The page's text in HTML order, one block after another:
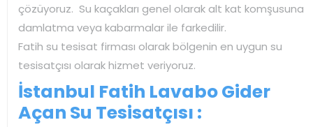
çözüyoruz. Su kaçakları genel olarak alt kat komşusuna
damlatma veya kabarmalar ile farkedilir.
Fatih su tesisat firması olarak bölgenin en uygun su
tesisatçısı olarak hizmet veriyoruz.
İstanbul Fatih Lavabo Gider
Açan Su Tesisatçısı :